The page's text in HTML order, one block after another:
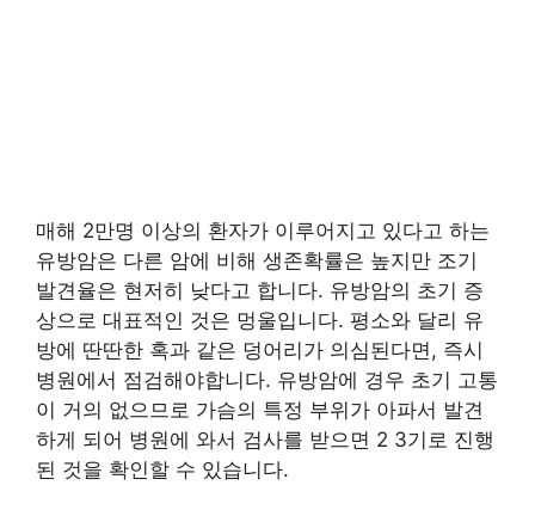
매해 2만명 이상의 환자가 이루어지고 있다고 하는
유방암은 다른 암에 비해 생존확률은 높지만 조기
발견율은 현저히 낮다고 합니다. 유방암의 초기 증
상으로 대표적인 것은 멍울입니다. 평소와 달리 유
방에 딴딴한 혹과 같은 덩어리가 의심된다면, 즉시
병원에서 점검해야합니다. 유방암에 경우 초기 고통
이 거의 없으므로 가슴의 특정 부위가 아파서 발견
하게 되어 병원에 와서 검사를 받으면 2 3기로 진행
된 것을 확인할 수 있습니다.